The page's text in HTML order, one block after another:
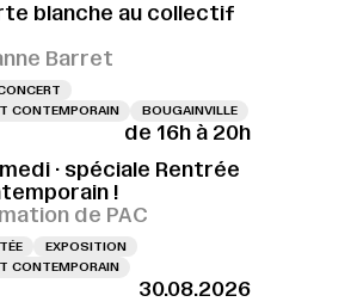
blanche au collectif
Barret
CONTEMPORAIN
BOUGAINVILLE
À 18H VERNISSAGE LE 29.08.2026 À 18H
de 16h à 20h
· spéciale Rentrée
!
de PAC
EXPOSITION
CONTEMPORAIN
30.08.2026